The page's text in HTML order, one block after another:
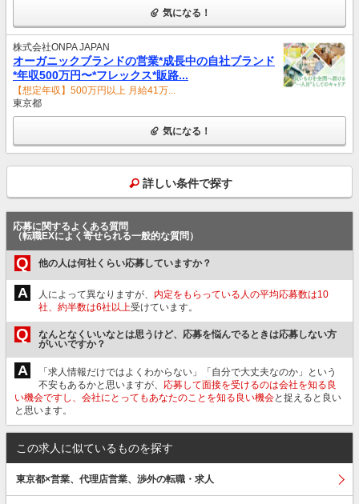
気になる！
株式会社ONPA JAPAN
オーガニックブランドの営業*成長中の自社ブランド
*年収500万円〜*フレックス*販路...
【想定年収】500万円以上 月給41万...
東京都
気になる！
詳しい条件で探す
応募に関するよくある質問
（転職EXによく寄せられる一般的な質問）
Q 他の人は何社くらい応募していますか？
A 人によって異なりますが、 内定をもらっている人の平均応募数は10
社、約半数は6社以上受けています。
Q
なんとなくいいなとは思うけど、応募を悩んでるときは応募しない方
がいいですか？
A
「求人情報だけではよくわからない」「自分で大丈夫なのか」という
不安もあるかと思いますが、 応募して面接を受けるのは会社を知る良
い機会ですし、会社にとってもあなたのことを知る良い機会と捉えると良い
と思います。
この求人に似ているものを探す
東京都×営業、代理店営業、渉外の転職・求人